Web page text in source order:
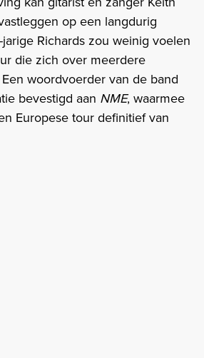
op een langdurig
Richards zou weinig voelen
die zich over meerdere
woordvoerder van de band
bevestigd aan NME, waarmee
Europese tour definitief van